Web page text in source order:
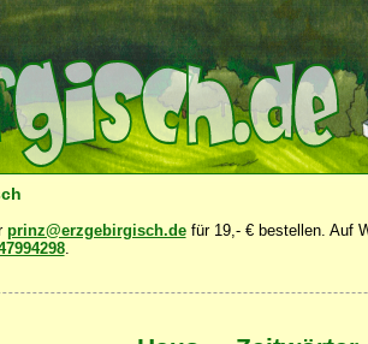
prinz@erzgebirgisch.defür 19,- € bestellen. Auf
.